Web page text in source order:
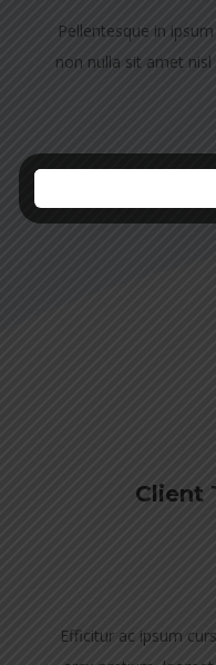
Pellentesque in
non nulla sit amet
Client
Efficitur ac ipsum